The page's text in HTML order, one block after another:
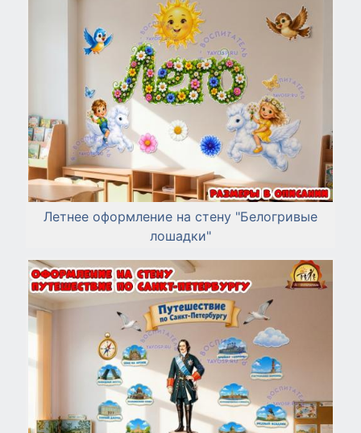
Летнее оформление на стену "Белогривые
лошадки"